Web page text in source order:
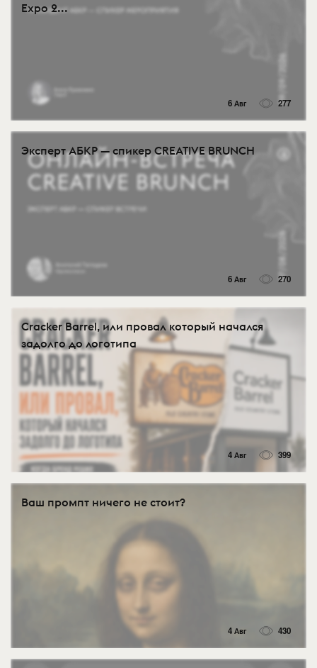
Expo 2...
6 Авг 277
Эксперт АБКР — спикер CREATIVE BRUNCH
6 Авг 270
Cracker Barrel, или провал который начался
задолго до логотипа
4 Авг 399
Ваш промпт ничего не стоит?
4 Авг 430